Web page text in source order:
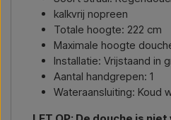
kalkvrij nopreen
Totale hoogte: 222 cm
Maximale hoogte
Installatie: Vrijstaand in
Aantal handgrepen: 1
Wateraansluiting: Koud